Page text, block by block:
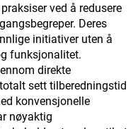
ved å redusere
Deres
initiativer uten å
funksjonalitet.
direkte
sett tilberedningstid
konvensjonelle
nøyaktig